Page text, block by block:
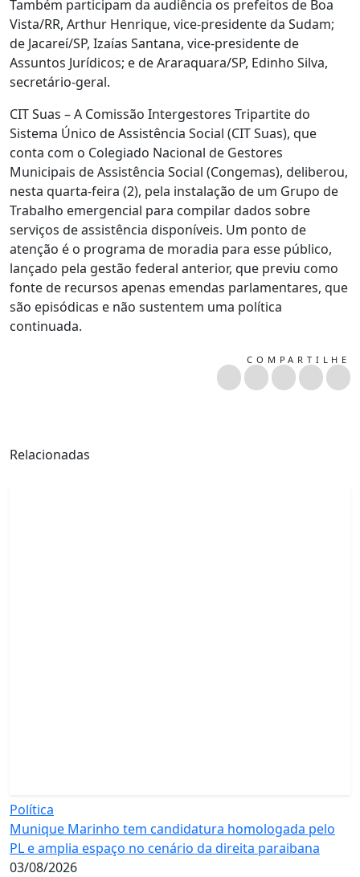
Também participam da audiência os prefeitos de Boa
Vista/RR, Arthur Henrique, vice-presidente da Sudam;
de Jacareí/SP, Izaías Santana, vice-presidente de
Assuntos Jurídicos; e de Araraquara/SP, Edinho Silva,
secretário-geral.
CIT Suas – A Comissão Intergestores Tripartite do
Sistema Único de Assistência Social (CIT Suas), que
conta com o Colegiado Nacional de Gestores
Municipais de Assistência Social (Congemas), deliberou,
nesta quarta-feira (2), pela instalação de um Grupo de
Trabalho emergencial para compilar dados sobre
serviços de assistência disponíveis. Um ponto de
atenção é o programa de moradia para esse público,
lançado pela gestão federal anterior, que previu como
fonte de recursos apenas emendas parlamentares, que
são episódicas e não sustentem uma política
continuada.
COMPARTILHE
Relacionadas
Política
Munique Marinho tem candidatura homologada pelo
PL e amplia espaço no cenário da direita paraibana
03/08/2026